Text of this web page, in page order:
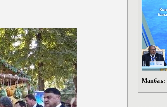
Манбаъ: